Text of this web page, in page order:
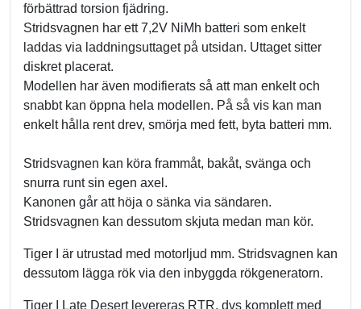
förbättrad torsion fjädring.
Stridsvagnen har ett 7,2V NiMh batteri som enkelt
laddas via laddningsuttaget på utsidan. Uttaget sitter
diskret placerat.
Modellen har även modifierats så att man enkelt och
snabbt kan öppna hela modellen. På så vis kan man
enkelt hålla rent drev, smörja med fett, byta batteri mm.
Stridsvagnen kan köra frammåt, bakåt, svänga och
snurra runt sin egen axel.
Kanonen går att höja o sänka via sändaren.
Stridsvagnen kan dessutom skjuta medan man kör.
Tiger I är utrustad med motorljud mm. Stridsvagnen kan
dessutom lägga rök via den inbyggda rökgeneratorn.
Tiger I Late Desert levereras RTR, dvs komplett med